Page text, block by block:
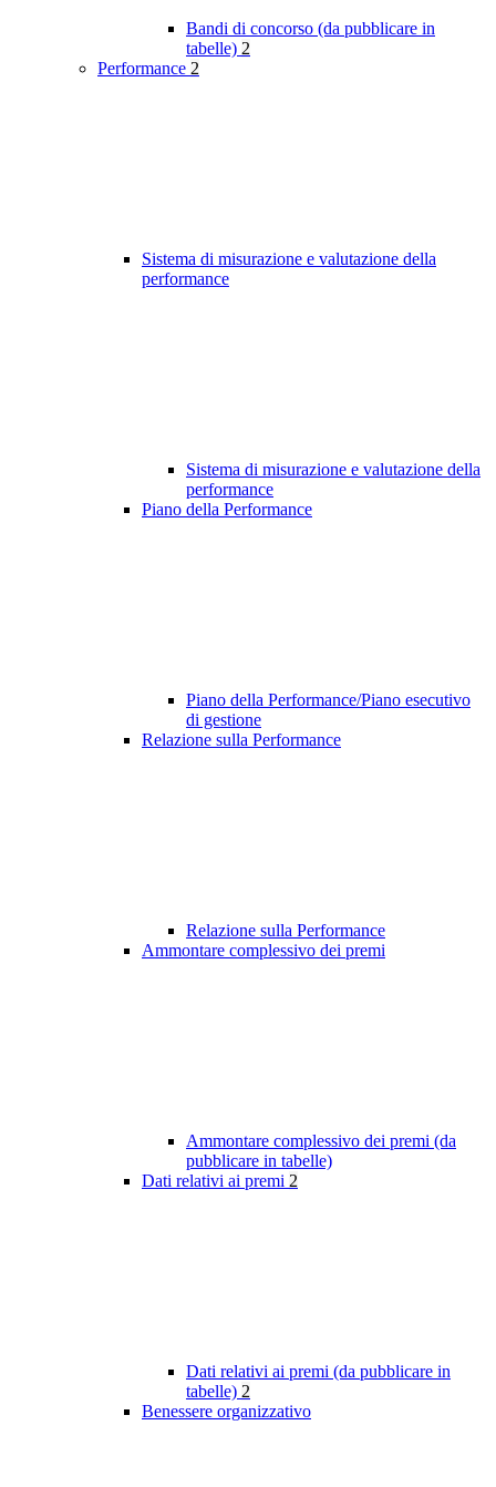
Bandi di concorso (da pubblicare in
tabelle) 2
Performance 2
Sistema di misurazione e valutazione della
performance
Sistema di misurazione e valutazione della
performance
Piano della Performance
Piano della Performance/Piano esecutivo
di gestione
Relazione sulla Performance
Relazione sulla Performance
Ammontare complessivo dei premi
Ammontare complessivo dei premi (da
pubblicare in tabelle)
Dati relativi ai premi 2
Dati relativi ai premi (da pubblicare in
tabelle) 2
Benessere organizzativo